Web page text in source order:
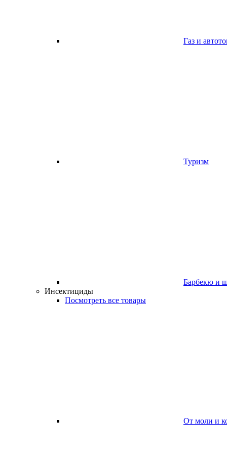
Газ и
Туризм
Барбекю и
Инсектициды
Посмотреть все товары
От моли и